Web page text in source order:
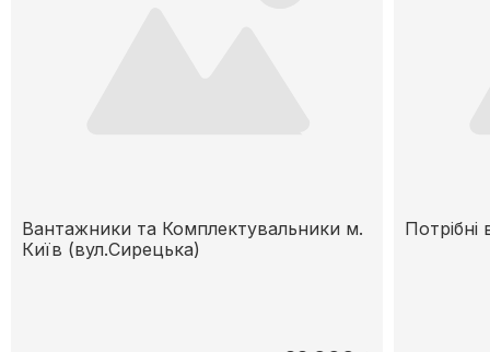
Вантажники та Комплектувальники м.
Київ (вул.Сирецька)